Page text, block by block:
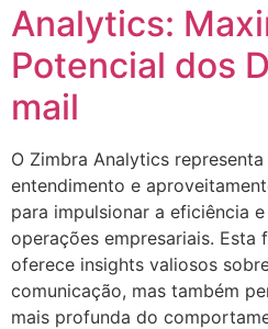
Analytics:
Potencial dos
mail
O Zimbra Analytics
entendimento e
para impulsionar a eficiência
operações empresariais. Esta
oferece insights valiosos
comunicação, mas também
mais profunda do